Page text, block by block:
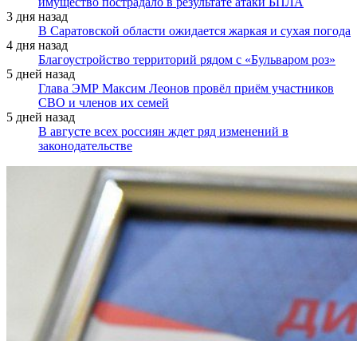
3 дня назад
В Саратовской области ожидается жаркая и сухая погода
4 дня назад
Благоустройство территорий рядом с «Бульваром роз»
5 дней назад
Глава ЭМР Максим Леонов провёл приём участников
СВО и членов их семей
5 дней назад
В августе всех россиян ждет ряд изменений в
законодательстве